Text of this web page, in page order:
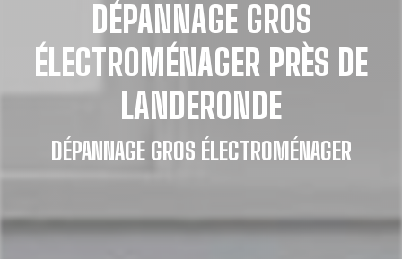
DÉPANNAGE GROS
ÉLECTROMÉNAGER PRÈS DE
LANDERONDE
DÉPANNAGE GROS ÉLECTROMÉNAGER